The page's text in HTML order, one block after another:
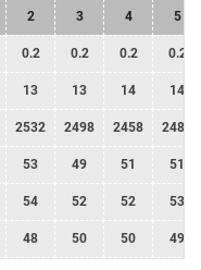
2 3 4 5
0.2 0.2 0.2 0.2
13 13 14 14
2532 2498 2458 2484
53 49 51 51
54 52 52 53
48 50 50 49